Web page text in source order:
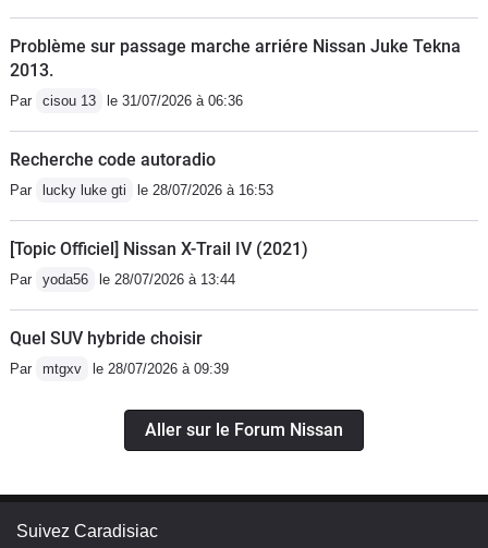
Problème sur passage marche arriére Nissan Juke Tekna
2013.
Par cisou 13 le 31/07/2026 à 06:36
Recherche code autoradio
Par lucky luke gti le 28/07/2026 à 16:53
[Topic Officiel] Nissan X-Trail IV (2021)
Par yoda56 le 28/07/2026 à 13:44
Quel SUV hybride choisir
Par mtgxv le 28/07/2026 à 09:39
Aller sur le Forum Nissan
Suivez Caradisiac